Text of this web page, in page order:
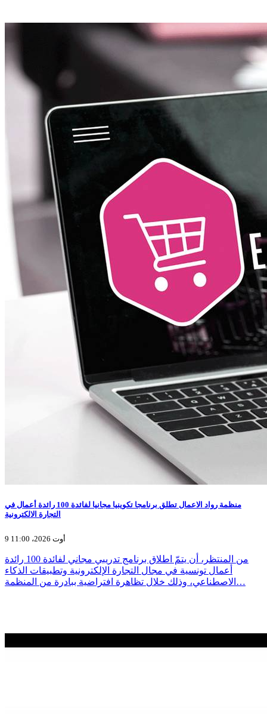
منظمة رواد الاعمال تطلق برنامجا تكوينيا مجانيا لفائدة 100 رائدة أعمال في
التجارة الالكترونية
9 أوت 2026، 11:00
من المنتظر، أن يتمّ اطلاق برنامج تدريبي مجاني لفائدة 100 رائدة
أعمال تونسية في مجال التجارة الإلكترونية وتطبيقات الذكاء
الاصطناعي، وذلك خلال تظاهرة افتراضية ببادرة من المنظمة…